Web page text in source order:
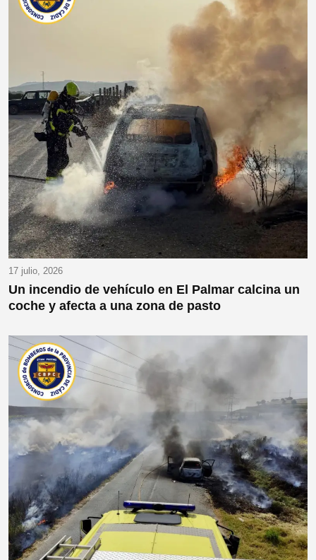
17 julio, 2026
Un incendio de vehículo en El Palmar calcina un
coche y afecta a una zona de pasto